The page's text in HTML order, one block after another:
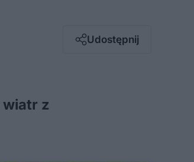
Udostępnij
Messenger
wiatr z